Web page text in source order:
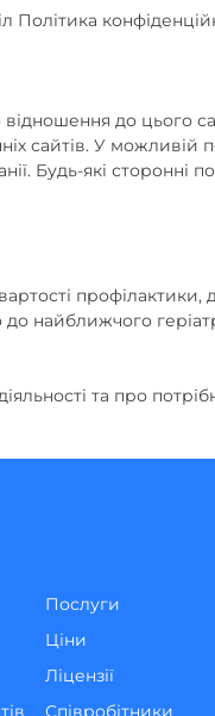
Політика
до цього
сайтів. У можливій
Будь-які
профілактики,
найближчого
та про
Послуги
Ціни
Ліцензії
Співробітники